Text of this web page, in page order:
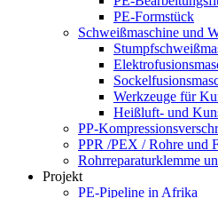
PE-Formstück
Schweißmaschine und
Werkzeuge für
Heißluft- und
PP-
PPR /PEX / Rohre und
Rohrreparaturklemme
Projekt
PE-Pipeline in Afrika